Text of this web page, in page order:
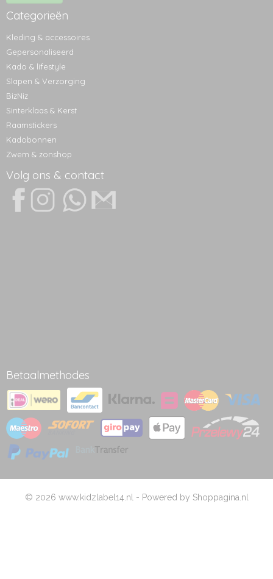
Categorieën
Kleding & accessoires
Gepersonaliseerd
Kado & lifestyle
Slapen & Verzorging
BizNiz
Sinterklaas & Kerst
Raamstickers
Kadobonnen
Zwem & zonshop
Volg ons & contact
Betaalmethodes
© 2026 www.kidzlabel14.nl - Powered by Shoppagina.nl